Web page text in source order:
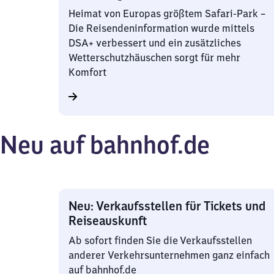
Heimat von Europas größtem Safari-Park –
Die Reisendeninformation wurde mittels
DSA+ verbessert und ein zusätzliches
Wetterschutzhäuschen sorgt für mehr
Komfort
Neu auf bahnhof.de
Neu: Verkaufsstellen für Tickets und
Reiseauskunft
Ab sofort finden Sie die Verkaufsstellen
anderer Verkehrsunternehmen ganz einfach
auf bahnhof.de